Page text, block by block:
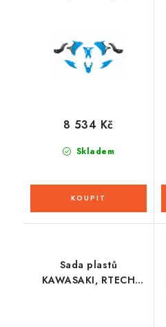
Skladem
8 534 Kč
Sada plastů
KAWASAKI, RTECH